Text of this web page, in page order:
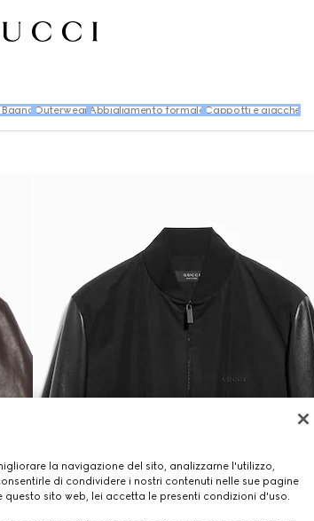
Outerwear Abbigliamento formaleCappotti e giacche
la navigazione del sito, analizzarne l'utilizzo,
di condividere i nostri contenuti nelle sue pagine
sito web, lei accetta le presenti condizioni d'uso.